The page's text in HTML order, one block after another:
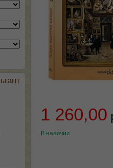
1 260,00
В наличии